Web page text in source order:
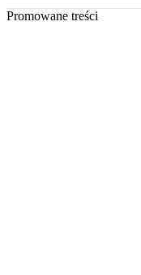
Promowane treści